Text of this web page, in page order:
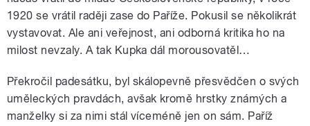
1920 se vrátil raději zase do Paříže. Pokusil se několikrát
vystavovat. Ale ani veřejnost, ani odborná kritika ho na
milost nevzaly. A tak Kupka dál morousovatěl…
Překročil padesátku, byl skálopevně přesvědčen o svých
uměleckých pravdách, avšak kromě hrstky známých a
manželky si za nimi stál víceméně jen on sám. Paříž